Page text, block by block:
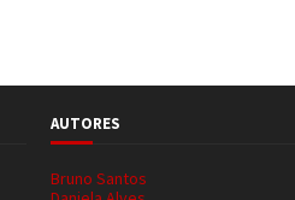
AUTORES
Bruno Santos